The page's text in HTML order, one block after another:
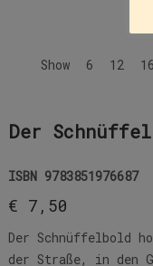
Show 6 12 16
Der
ISBN 9783851976687
€ 7,50
Der Schnüffelbold
der Straße, in den